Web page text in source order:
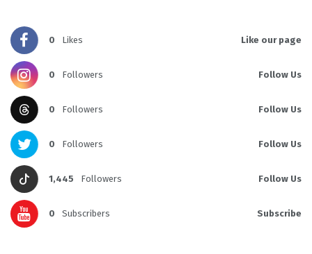
0 Likes Like our page
0 Followers Follow Us
0 Followers Follow Us
0 Followers Follow Us
1,445 Followers Follow Us
0 Subscribers Subscribe